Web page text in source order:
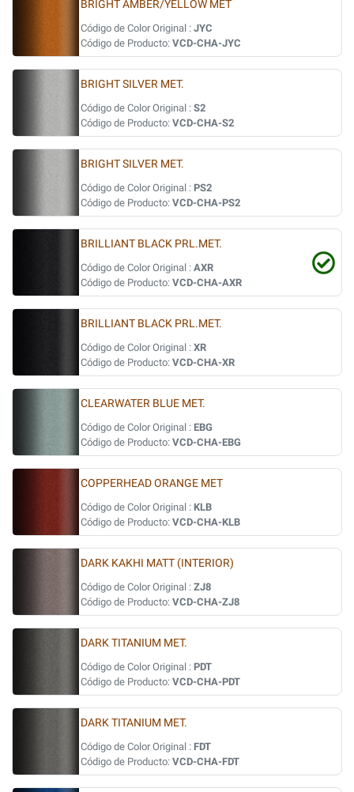
BRIGHT AMBER/YELLOW MET
Código de Color Original : JYC
Código de Producto: VCD-CHA-JYC
BRIGHT SILVER MET.
Código de Color Original : S2
Código de Producto: VCD-CHA-S2
BRIGHT SILVER MET.
Código de Color Original : PS2
Código de Producto: VCD-CHA-PS2
BRILLIANT BLACK PRL.MET.
Código de Color Original : AXR
Código de Producto: VCD-CHA-AXR
BRILLIANT BLACK PRL.MET.
Código de Color Original : XR
Código de Producto: VCD-CHA-XR
CLEARWATER BLUE MET.
Código de Color Original : EBG
Código de Producto: VCD-CHA-EBG
COPPERHEAD ORANGE MET
Código de Color Original : KLB
Código de Producto: VCD-CHA-KLB
DARK KAKHI MATT (INTERIOR)
Código de Color Original : ZJ8
Código de Producto: VCD-CHA-ZJ8
DARK TITANIUM MET.
Código de Color Original : PDT
Código de Producto: VCD-CHA-PDT
DARK TITANIUM MET.
Código de Color Original : FDT
Código de Producto: VCD-CHA-FDT